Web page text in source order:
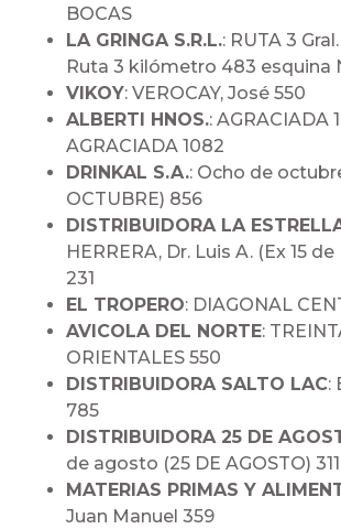
BOCAS
LA GRINGA S.R.L.: RUTA 3
Ruta 3 kilómetro 483 esquina
VIKOY: VEROCAY, José 550
ALBERTI HNOS.: AGRACIADA
AGRACIADA 1082
DRINKAL S.A.: Ocho de
OCTUBRE) 856
DISTRIBUIDORA LA
HERRERA, Dr. Luis A. (Ex 15
231
EL TROPERO: DIAGONAL
AVICOLA DEL NORTE:
ORIENTALES 550
DISTRIBUIDORA SALTO LAC:
785
DISTRIBUIDORA 25 DE
de agosto (25 DE AGOSTO)
MATERIAS PRIMAS Y
Juan Manuel 359